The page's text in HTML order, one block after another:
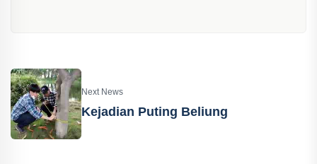
Next News
Kejadian Puting Beliung